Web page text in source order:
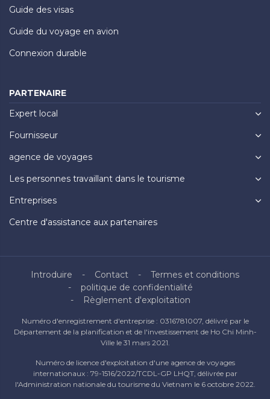
Guide des visas
Guide du voyage en avion
Connexion durable
PARTENAIRE
Expert local
Fournisseur
agence de voyages
Les personnes travaillant dans le tourisme
Entreprises
Centre d'assistance aux partenaires
Introduire Contact
Termes et conditions
politique de confidentialité
Règlement d'exploitation
Numéro d'enregistrement d'entreprise : 0316781007, délivré par le
Département de la planification et de l'investissement de Ho Chi Minh-
Ville le 31 mars 2021.
Numéro de licence d'exploitation d'une agence de voyages
internationaux : 79-1516/2022/TCDL-GP LHQT, délivrée par
l'Administration nationale du tourisme du Vietnam le 6 octobre 2022.